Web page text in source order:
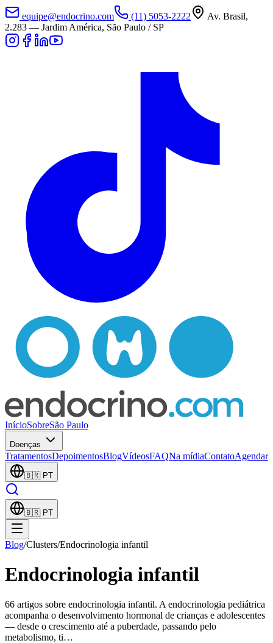
equipe@endocrino.com (11) 5053-2222
Av. Brasil,
2.283 — Jardim América, São Paulo / SP
InícioSobreSão Paulo
Doenças
TratamentosDepoimentosBlogVídeosFAQNa mídiaContatoAgendar
🇧🇷 PT
🇧🇷 PT
Blog/Clusters/Endocrinologia infantil
Endocrinologia infantil
66 artigos sobre endocrinologia infantil. A endocrinologia pediátrica
acompanha o desenvolvimento hormonal de crianças e adolescentes
— desde o crescimento até a puberdade, passando pelo
metabolismo, ti…